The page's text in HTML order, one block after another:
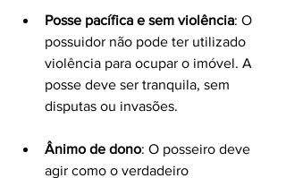
Posse pacífica e sem violência: O
possuidor não pode ter utilizado
violência para ocupar o imóvel. A
posse deve ser tranquila, sem
disputas ou invasões.
Ânimo de dono: O posseiro deve
agir como o verdadeiro